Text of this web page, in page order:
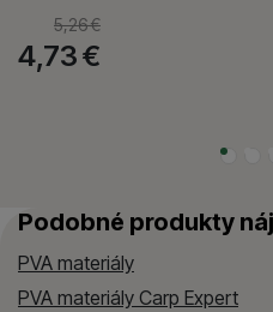
5,26€
4,73€
Podobné produkty
PVA materiály
PVA materiály Carp Expert